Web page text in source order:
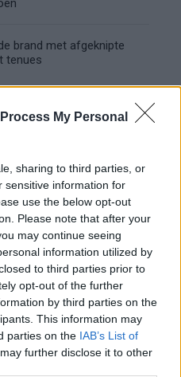
My Personal
sharing to third parties, or
sensitive information for
use the below opt-out
Please note that after your
may continue seeing
information utilized by
to third parties prior to
opt-out of the further
by third parties on the
This information may
parties on the IAB’s List of
further disclose it to other
brand met afgeknipte
tenues
Zuidas
genieten'
Ajax: waar zijn de
maar transfermarkt
schrijft Europese